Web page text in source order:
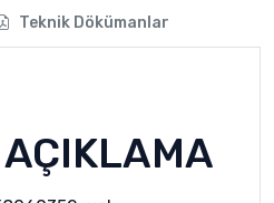
Teknik Dökümanlar